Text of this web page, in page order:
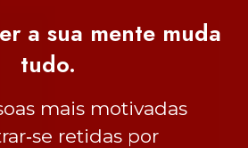
a sua mente muda
tudo.
mais motivadas
retidas por